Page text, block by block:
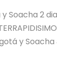
Soacha 2
y